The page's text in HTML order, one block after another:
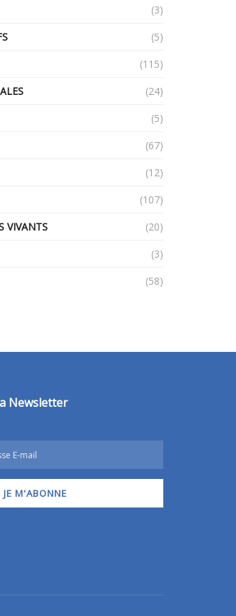
(3)
(5)
(115)
(24)
(5)
(67)
(12)
(107)
VIVANTS
(20)
(3)
(58)
Newsletter